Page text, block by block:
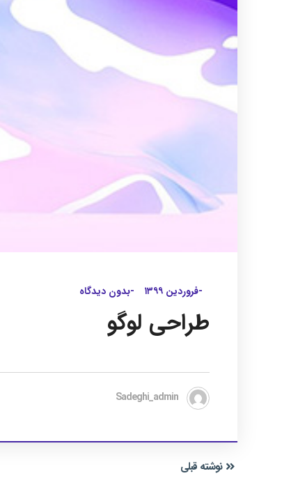
-فروردین ۱۳۹۹ -بدون دیدگاه
طراحی لوگو
Sadeghi_admin
نوشته قبلی